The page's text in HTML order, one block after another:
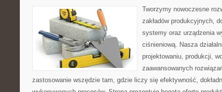
Tworzymy nowoczesne
zakładów produkcyjnych,
systemy oraz urządzenia
ciśnieniową. Nasza
projektowaniu, produkcji,
zaawansowanych
zastosowanie wszędzie tam, gdzie liczy się efektywność,